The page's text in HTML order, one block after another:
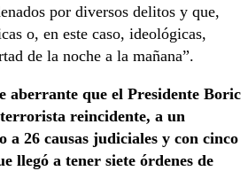
por diversos delitos y que,
o, en este caso, ideológicas,
de la noche a la mañana”.
aberrante que el Presidente Boric
reincidente, a un
a 26 causas judiciales y con cinco
llegó a tener siete órdenes de